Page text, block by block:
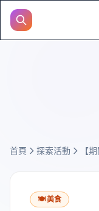
首頁 探索活動 【
🍽️美食